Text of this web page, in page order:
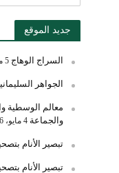
جديد الموقع
السراج الوهاج 5 مايو، 2026
الجواهر
معالم الوسطية
والجماعة 4 مايو، 2026
تبصير الأنام
تبصير الأنام